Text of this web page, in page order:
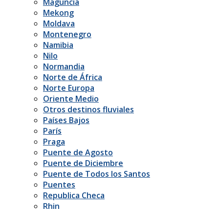
Mekong
Moldava
Montenegro
Namibia
Nilo
Normandia
Norte de África
Norte Europa
Oriente Medio
Otros destinos fluviales
Países Bajos
París
Praga
Puente de Agosto
Puente de Diciembre
Puente de Todos los Santos
Puentes
Republica Checa
Rhin